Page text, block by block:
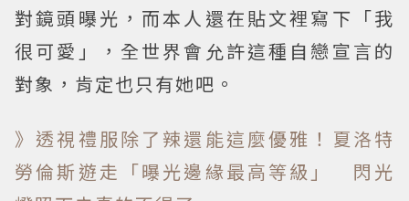
對鏡頭曝光，而本人還在貼文裡寫下「我
很可愛」，全世界會允許這種自戀宣言的
對象，肯定也只有她吧。
》透視禮服除了辣還能這麼優雅！夏洛特
勞倫斯遊走「曝光邊緣最高等級」 閃光